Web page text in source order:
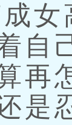
女
自
再
是